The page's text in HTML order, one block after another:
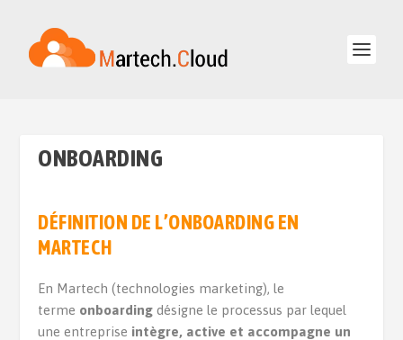
ONBOARDING
DÉFINITION DE L’ONBOARDING EN
MARTECH
En Martech (technologies marketing), le
terme onboarding désigne le processus par lequel
une entreprise intègre, active et accompagne un